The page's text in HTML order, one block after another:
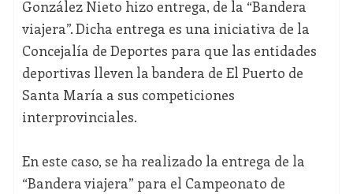
González Nieto hizo entrega, de la “Bandera
viajera”. Dicha entrega es una iniciativa de la
Concejalía de Deportes para que las entidades
deportivas lleven la bandera de El Puerto de
Santa María a sus competiciones
interprovinciales.
En este caso, se ha realizado la entrega de la
“Bandera viajera” para el Campeonato de